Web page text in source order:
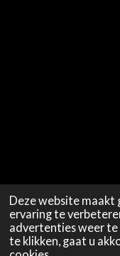
Deze website maakt
ervaring te
advertenties weer te
te klikken, gaat u